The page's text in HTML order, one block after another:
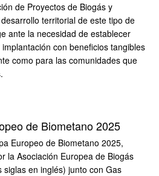
de Proyectos de Biogás y
territorial de este tipo de
ante la necesidad de establecer
con beneficios tangibles
como para las comunidades que
de Biometano 2025
Europeo de Biometano 2025,
la Asociación Europea de Biogás
siglas en inglés) junto con Gas